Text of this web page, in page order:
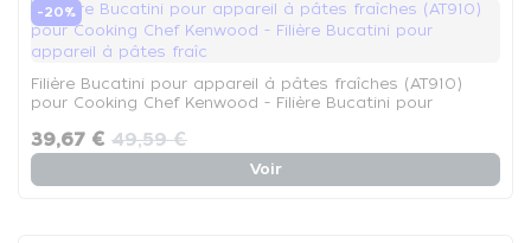
-20%
Filière Bucatini pour appareil à pâtes fraîches (AT910)
pour Cooking Chef Kenwood - Filière Bucatini pour
39,67 € 49,59 €
Voir